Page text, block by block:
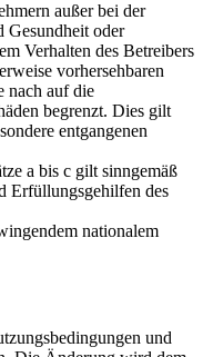
außer bei der
Gesundheit oder
Verhalten des Betreibers
vorhersehbaren
nach auf die
begrenzt. Dies gilt
entgangenen
a bis c gilt sinngemäß
Erfüllungsgehilfen des
nationalem
und